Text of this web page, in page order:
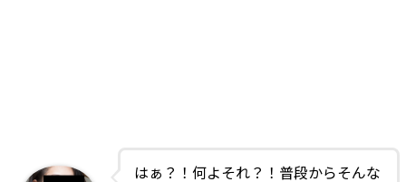
はぁ？！何よそれ？！普段からそんな